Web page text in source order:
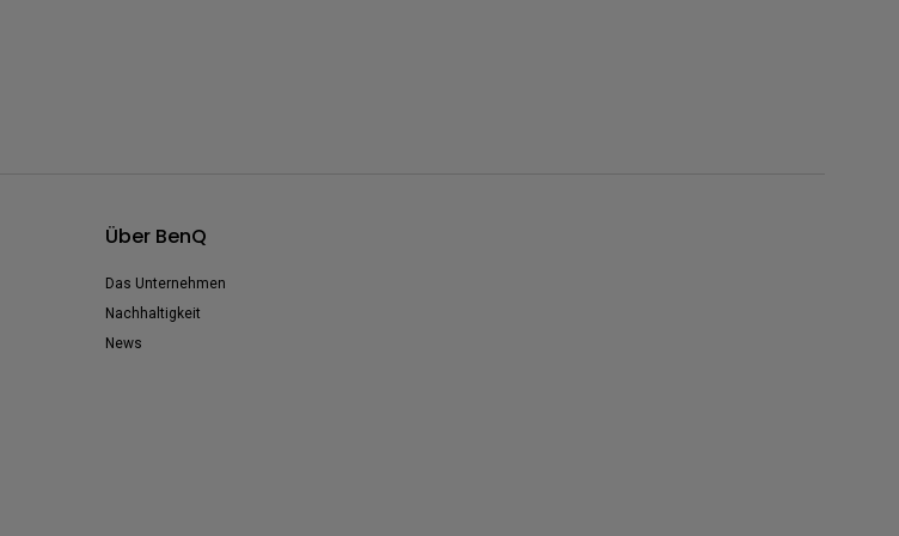
Über BenQ
Das Unternehmen
Nachhaltigkeit
News